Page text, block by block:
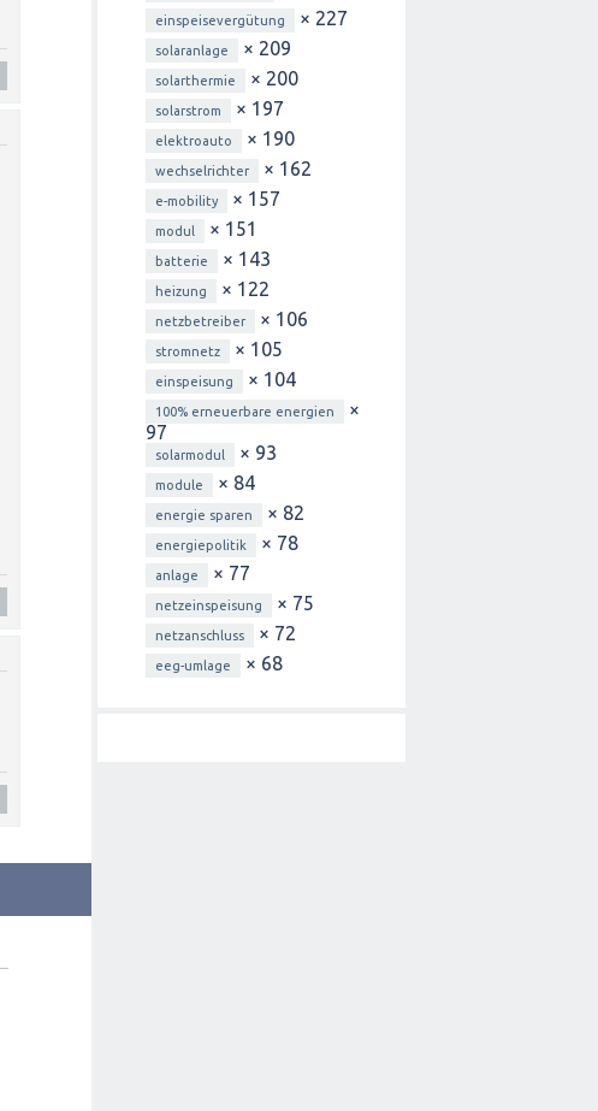
einspeisevergütung × 227
solaranlage × 209
solarthermie × 200
solarstrom × 197
elektroauto × 190
wechselrichter × 162
e-mobility × 157
modul × 151
batterie × 143
heizung × 122
netzbetreiber × 106
stromnetz × 105
einspeisung × 104
100% erneuerbare energien
×
97
solarmodul × 93
module × 84
energie sparen × 82
energiepolitik × 78
anlage × 77
netzeinspeisung × 75
netzanschluss × 72
eeg-umlage × 68